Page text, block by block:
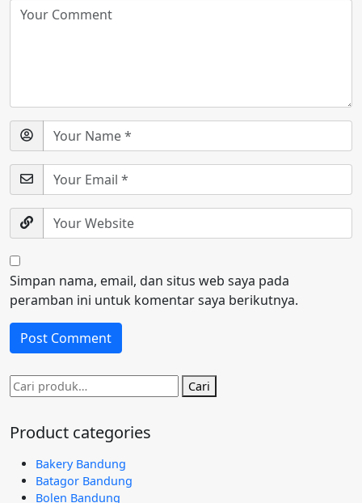
Simpan nama, email, dan situs web saya pada
peramban ini untuk komentar saya berikutnya.
Pencarian
untuk:
Cari
Product categories
Bakery Bandung
Batagor Bandung
Bolen Bandung